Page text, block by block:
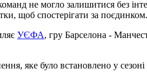
не могло залишитися без
щоб спостерігати за поєдинком.
УЄФА, гру Барселона -
яке було встановлено у